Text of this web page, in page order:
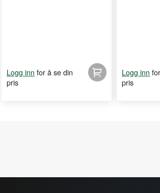
Logg inn for å se din
pris
Logg inn
pris